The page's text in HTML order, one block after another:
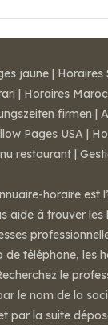
jaune | Horaires
| Horaires Maroc
firmen |
Pages USA |
restaurant |
horaire est
aide à trouver les
téléphone, les
le
le nom de la
par la suite